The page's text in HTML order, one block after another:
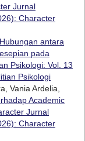
Jurnal
Character
Hubungan antara
pada
Psikologi: Vol. 13
Psikologi
Vania Ardelia,
Academic
Jurnal
Character